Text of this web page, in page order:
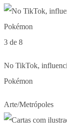
3 de 8
No TikTok,
Pokémon
Arte/Metrópoles